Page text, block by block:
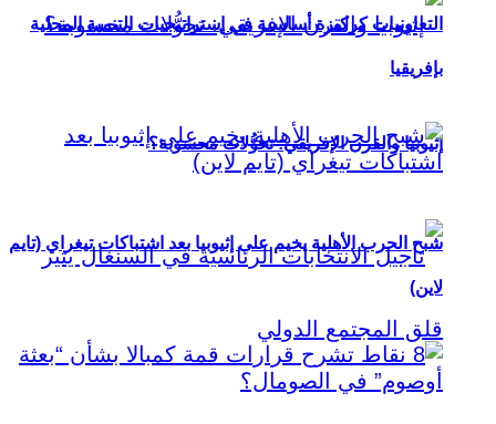
إثيوبيا والقرن الإفريقي: تحوُّلات محسوبة؟
التعاونيات كركيزة أساسية في إستراتيجيات التنمية المحلية
بإفريقيا
شبح الحرب الأهلية يخيم على إثيوبيا بعد اشتباكات تيغراي (تايم
لاين)